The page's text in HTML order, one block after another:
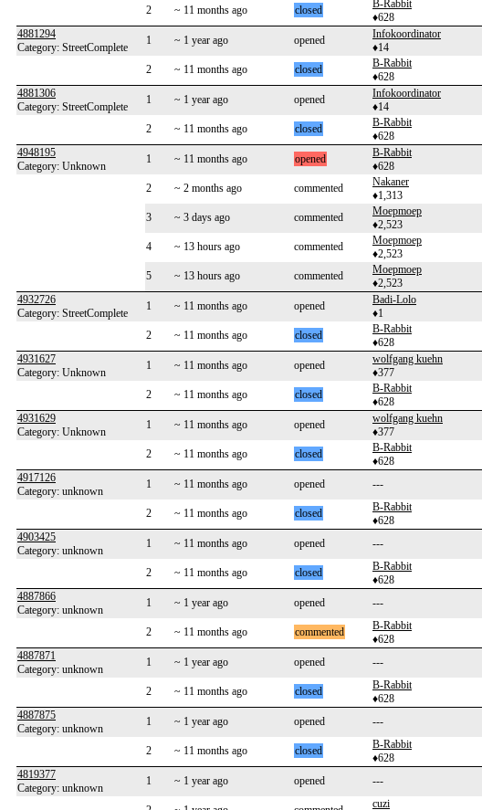
2
~ 11 months ago closed
B-Rabbit
♦628
4881294
Category: StreetComplete
1 ~ 1 year ago opened
Infokoordinator
♦14
2
~ 11 months ago closed
B-Rabbit
♦628
4881306
Category: StreetComplete
1 ~ 1 year ago opened
Infokoordinator
♦14
2
~ 11 months ago closed
B-Rabbit
♦628
4948195
Category: Unknown
1 ~ 11 months ago opened
B-Rabbit
♦628
2
~ 2 months ago commented
Nakaner
♦1,313
3 ~ 3 days ago commented
Moepmoep
♦2,523
4
~ 13 hours ago commented
Moepmoep
♦2,523
5
~ 13 hours ago commented
Moepmoep
♦2,523
4932726
Category: StreetComplete
1 ~ 11 months ago opened
Badi-Lolo
♦1
2 ~ 11 months ago closed
B-Rabbit
♦628
4931627
Category: Unknown
1 ~ 11 months ago opened
wolfgang kuehn
♦377
2 ~ 11 months ago closed
B-Rabbit
♦628
4931629
Category: Unknown
1 ~ 11 months ago opened
wolfgang kuehn
♦377
2 ~ 11 months ago closed
B-Rabbit
♦628
4917126
Category: unknown
1 ~ 11 months ago opened ---
2 ~ 11 months ago closed
B-Rabbit
♦628
4903425
Category: unknown
1 ~ 11 months ago opened ---
2 ~ 11 months ago closed
B-Rabbit
♦628
4887866
Category: unknown
1 ~ 1 year ago opened ---
2
~ 11 months ago commented
B-Rabbit
♦628
4887871
Category: unknown
1 ~ 1 year ago opened ---
2 ~ 11 months ago closed
B-Rabbit
♦628
4887875
Category: unknown
1 ~ 1 year ago opened ---
2 ~ 11 months ago closed
B-Rabbit
♦628
4819377
Category: unknown
1 ~ 1 year ago opened ---
cuzi